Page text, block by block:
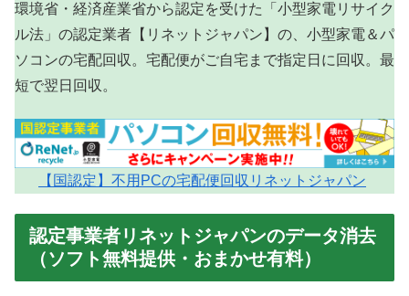
環境省・経済産業省から認定を受けた「小型家電リサイク
ル法」の認定業者【リネットジャパン】の、小型家電＆パ
ソコンの宅配回収。宅配便がご自宅まで指定日に回収。最
短で翌日回収。
【国認定】不用PCの宅配便回収リネットジャパン
認定事業者リネットジャパンのデータ消去
（ソフト無料提供・おまかせ有料）